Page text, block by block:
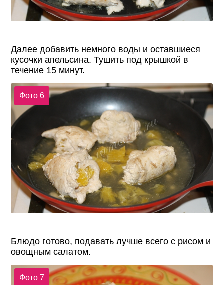
Далее добавить немного воды и оставшиеся
кусочки апельсина. Тушить под крышкой в
течение 15 минут.
Фото 6
Блюдо готово, подавать лучше всего с рисом и
овощным салатом.
Фото 7